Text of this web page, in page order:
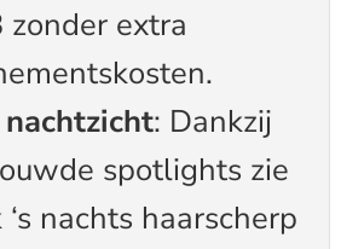
zonder extra
: Dankzij
spotlights zie
‘s nachts haarscherp